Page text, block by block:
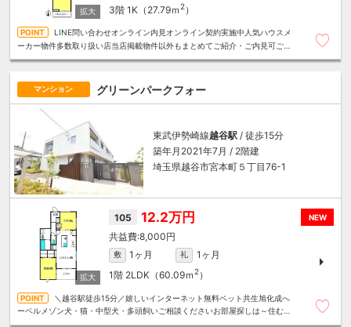
3階 1K（27.79ｍ 2）
LINE問い合わせオンライン内見オンライン契約実施中人気ハウスメ
ーカー物件多数取り扱い店当店掲載物件以外もまとめてご紹介・ご内見可ご予
マンション グリーンパークフォー
東武伊勢崎線越谷駅 / 徒歩15分
築年月2021年7月 / 2階建
埼玉県越谷市宮本町５丁目76-1
NEW
105 12.2万円
8,000円
敷 1ヶ月 礼
1ヶ月
1階 2LDK（60.09ｍ 2）
＼越谷駅徒歩15分／嬉しいインターネット無料ペット共生旭化成へ
ーベルメゾン犬・猫・中型犬・多頭飼いご相談くださいお部屋探しは～住むこ